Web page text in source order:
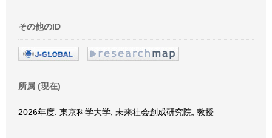
その他のID
所属 (現在)
2026年度: 東京科学大学, 未来社会創成研究院, 教授